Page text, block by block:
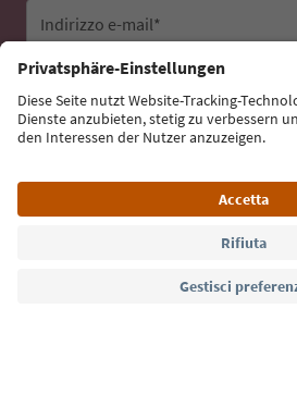
Indirizzo e-mail*
Iscriviti alla